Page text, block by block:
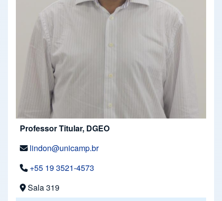
Professor Titular, DGEO
lindon@unicamp.br
+55 19 3521-4573
Sala 319